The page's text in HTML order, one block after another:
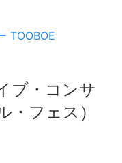
TOOBOE
ブ・コンサ
・フェス）